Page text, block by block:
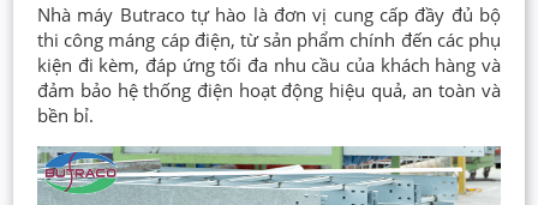
Nhà máy Butraco tự hào là đơn vị cung cấp đầy đủ bộ
thi công máng cáp điện, từ sản phẩm chính đến các phụ
kiện đi kèm, đáp ứng tối đa nhu cầu của khách hàng và
đảm bảo hệ thống điện hoạt động hiệu quả, an toàn và
bền bỉ.